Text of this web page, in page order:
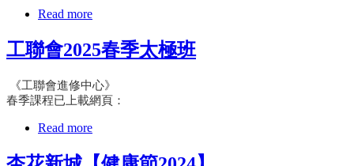
Read more
工聯會2025春季太極班
《工聯會進修中心》
春季課程已上載網頁：
Read more